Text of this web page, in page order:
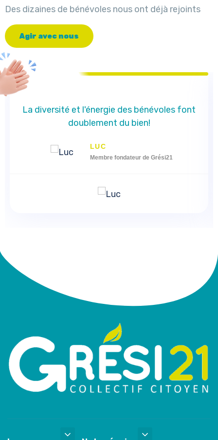
Des dizaines de bénévoles nous ont déjà rejoints
Agir avec nous
La diversité et l'énergie des bénévoles font
doublement du bien!
LUC
Membre fondateur de Grési21